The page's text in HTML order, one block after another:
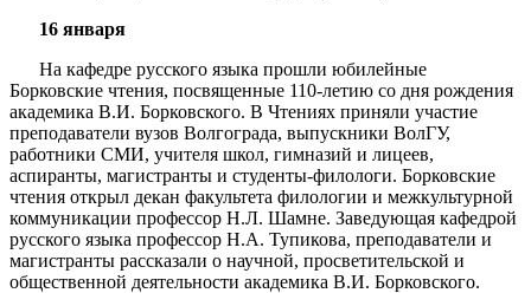
16 января
На кафедре русского языка прошли юбилейные
Борковские чтения, посвященные 110-летию со дня рождения
академика В.И. Борковского. В Чтениях приняли участие
преподаватели вузов Волгограда, выпускники ВолГУ,
работники СМИ, учителя школ, гимназий и лицеев,
аспиранты, магистранты и студенты-филологи. Борковские
чтения открыл декан факультета филологии и межкультурной
коммуникации профессор Н.Л. Шамне. Заведующая кафедрой
русского языка профессор Н.А. Тупикова, преподаватели и
магистранты рассказали о научной, просветительской и
общественной деятельности академика В.И. Борковского.